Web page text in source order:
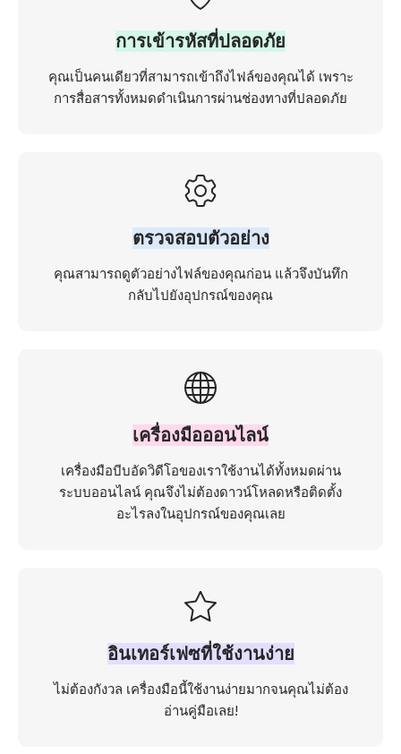
การเข้ารหัสที่ปลอดภัย
คุณเป็นคนเดียวที่สามารถเข้าถึงไฟล์ของคุณได้ เพราะ
การสื่อสารทั้งหมดดำเนินการผ่านช่องทางที่ปลอดภัย
ตรวจสอบตัวอย่าง
คุณสามารถดูตัวอย่างไฟล์ของคุณก่อน แล้วจึงบันทึก
กลับไปยังอุปกรณ์ของคุณ
เครื่องมือออนไลน์
เครื่องมือบีบอัดวิดีโอของเราใช้งานได้ทั้งหมดผ่าน
ระบบออนไลน์ คุณจึงไม่ต้องดาวน์โหลดหรือติดตั้ง
อะไรลงในอุปกรณ์ของคุณเลย
อินเทอร์เฟซที่ใช้งานง่าย
ไม่ต้องกังวล เครื่องมือนี้ใช้งานง่ายมากจนคุณไม่ต้อง
อ่านคู่มือเลย!